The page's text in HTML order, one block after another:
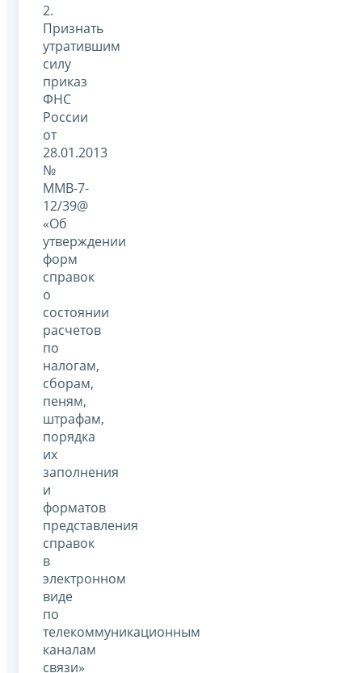
2.
Признать
утратившим
силу
приказ
ФНС
России
от
28.01.2013
№
ММВ-7-
12/39@
«Об
утверждении
форм
справок
о
состоянии
расчетов
по
налогам,
сборам,
пеням,
штрафам,
порядка
их
заполнения
и
форматов
представления
справок
в
электронном
виде
по
телекоммуникационным
каналам
связи»